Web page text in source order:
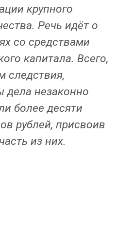
крупного
Речь идёт о
со средствами
капитала. Всего,
следствия,
дела незаконно
более десяти
рублей, присвоив
из них.